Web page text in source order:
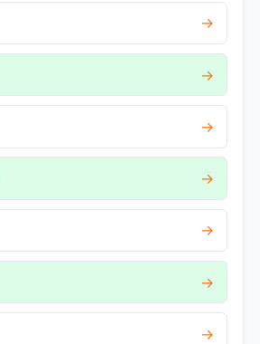
→
→
→
→
→
→
→